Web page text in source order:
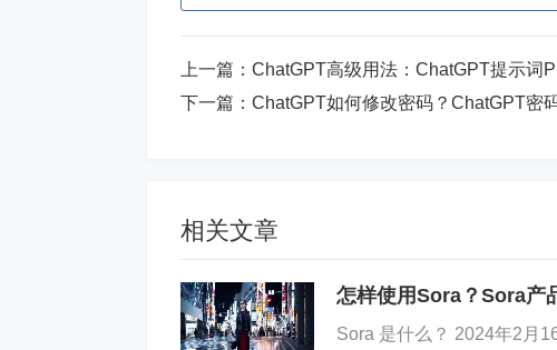
目前带着好奇心尝试了Docker容器和
运行Jenkins
上一篇： ChatGPT高级用法：ChatGPT提示词
下一篇： ChatGPT如何修改密码？ChatGPT密
相关文章
怎样使用Sora？Sora产
Sora 是什么？ 2024年2月